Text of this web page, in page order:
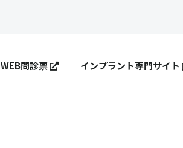
WEB問診票 インプラント専門サイト